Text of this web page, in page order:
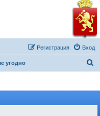
Вход
Регистрация
угодно